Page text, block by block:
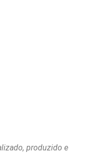
produzido e